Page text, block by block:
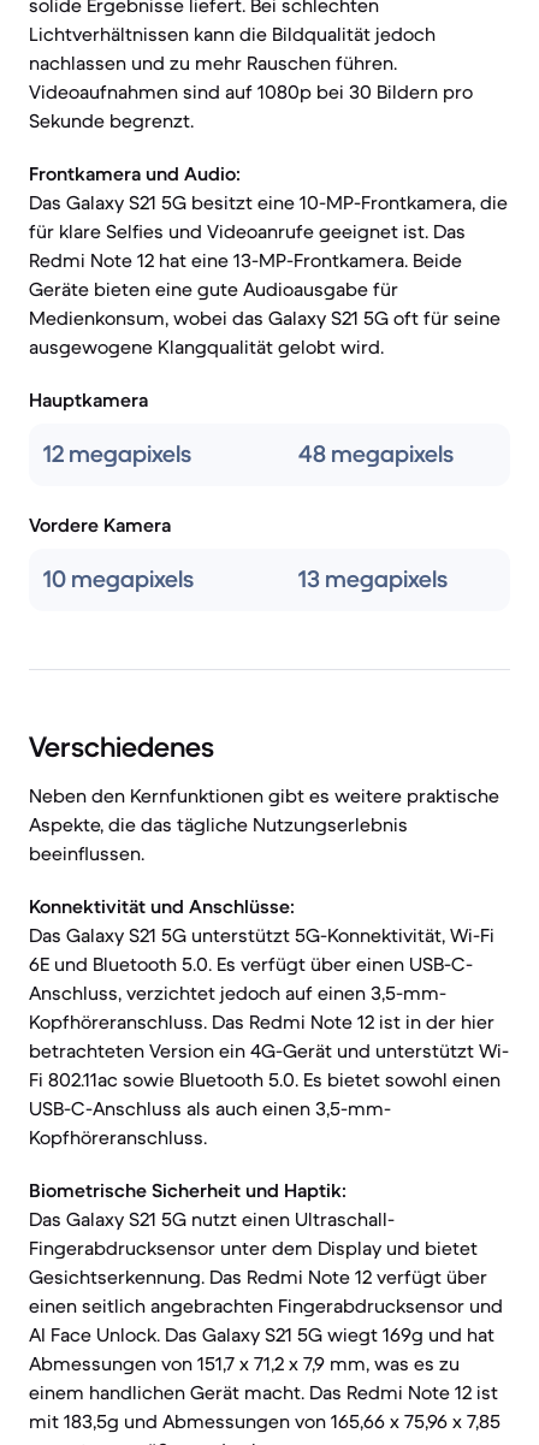
solide Ergebnisse liefert. Bei schlechten
Lichtverhältnissen kann die Bildqualität jedoch
nachlassen und zu mehr Rauschen führen.
Videoaufnahmen sind auf 1080p bei 30 Bildern pro
Sekunde begrenzt.
Frontkamera und Audio:
Das Galaxy S21 5G besitzt eine 10-MP-Frontkamera, die
für klare Selfies und Videoanrufe geeignet ist. Das
Redmi Note 12 hat eine 13-MP-Frontkamera. Beide
Geräte bieten eine gute Audioausgabe für
Medienkonsum, wobei das Galaxy S21 5G oft für seine
ausgewogene Klangqualität gelobt wird.
Hauptkamera
12 megapixels 48 megapixels
Vordere Kamera
10 megapixels 13 megapixels
Verschiedenes
Neben den Kernfunktionen gibt es weitere praktische
Aspekte, die das tägliche Nutzungserlebnis
beeinflussen.
Konnektivität und Anschlüsse:
Das Galaxy S21 5G unterstützt 5G-Konnektivität, Wi-Fi
6E und Bluetooth 5.0. Es verfügt über einen USB-C-
Anschluss, verzichtet jedoch auf einen 3,5-mm-
Kopfhöreranschluss. Das Redmi Note 12 ist in der hier
betrachteten Version ein 4G-Gerät und unterstützt Wi-
Fi 802.11ac sowie Bluetooth 5.0. Es bietet sowohl einen
USB-C-Anschluss als auch einen 3,5-mm-
Kopfhöreranschluss.
Biometrische Sicherheit und Haptik:
Das Galaxy S21 5G nutzt einen Ultraschall-
Fingerabdrucksensor unter dem Display und bietet
Gesichtserkennung. Das Redmi Note 12 verfügt über
einen seitlich angebrachten Fingerabdrucksensor und
AI Face Unlock. Das Galaxy S21 5G wiegt 169g und hat
Abmessungen von 151,7 x 71,2 x 7,9 mm, was es zu
einem handlichen Gerät macht. Das Redmi Note 12 ist
mit 183,5g und Abmessungen von 165,66 x 75,96 x 7,85